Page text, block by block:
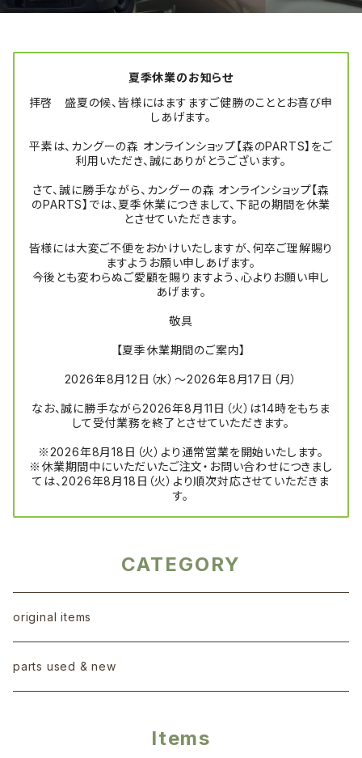
夏季休業のお知らせ
拝啓 盛夏の候、皆様にはますますご健勝のこととお喜び申
しあげます。
平素は、カングーの森 オンラインショップ【森のPARTS】をご
利用いただき、誠にありがとうございます。
さて、誠に勝手ながら、カングーの森 オンラインショップ【森
のPARTS】では、夏季休業につきまして、下記の期間を休業
とさせていただきます。
皆様には大変ご不便をおかけいたしますが、何卒ご理解賜り
ますようお願い申しあげます。
今後とも変わらぬご愛顧を賜りますよう、心よりお願い申し
あげます。
敬具
【夏季休業期間のご案内】
2026年8月12日（水）～2026年8月17日（月）
なお、誠に勝手ながら2026年8月11日（火）は14時をもちま
して受付業務を終了とさせていただきます。
※2026年8月18日（火）より通常営業を開始いたします。
※休業期間中にいただいたご注文・お問い合わせにつきまし
ては、2026年8月18日（火）より順次対応させていただきま
す。
CATEGORY
original items
parts used & new
Items